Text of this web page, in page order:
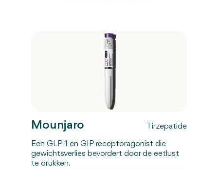
Mounjaro
Een GLP-1 en GIP receptoragonist die
gewichtsverlies bevordert door de eetlust
te drukken.
Tirzepatide